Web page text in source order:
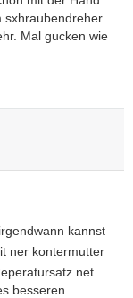
sxhraubendreher
Mal gucken wie
irgendwann kannst
ner kontermutter
net
besseren